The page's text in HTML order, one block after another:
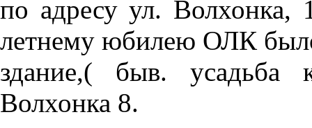
по адресу ул. Волхонка,
летнему юбилею ОЛК
здание,( быв.
Волхонка 8.